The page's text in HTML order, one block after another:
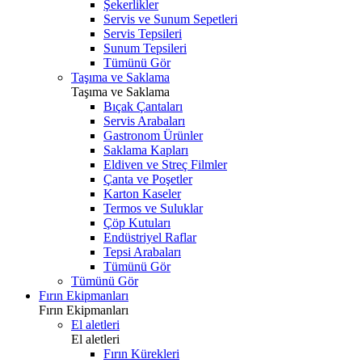
Şekerlikler
Servis ve Sunum Sepetleri
Servis Tepsileri
Sunum Tepsileri
Tümünü Gör
Taşıma ve Saklama
Taşıma ve Saklama
Bıçak Çantaları
Servis Arabaları
Gastronom Ürünler
Saklama Kapları
Eldiven ve Streç Filmler
Çanta ve Poşetler
Karton Kaseler
Termos ve Suluklar
Çöp Kutuları
Endüstriyel Raflar
Tepsi Arabaları
Tümünü Gör
Tümünü Gör
Fırın Ekipmanları
Fırın Ekipmanları
El aletleri
El aletleri
Fırın Kürekleri